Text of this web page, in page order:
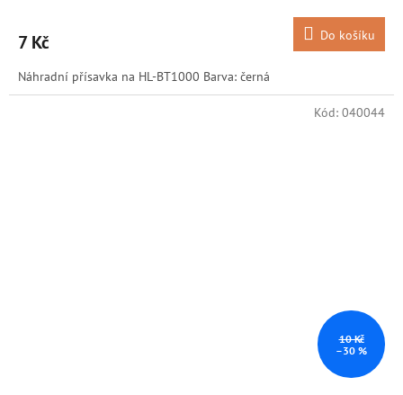
7 Kč Do košíku
Náhradní přísavka na HL-BT1000 Barva: černá
10 Kč
–30 %
Kód: 040044